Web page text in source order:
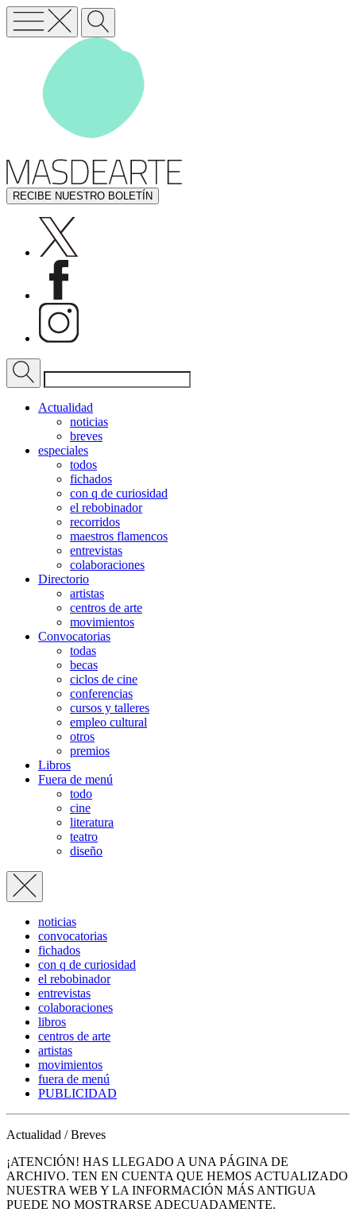
RECIBE NUESTRO BOLETÍN
Actualidad
noticias
breves
especiales
todos
fichados
con q de curiosidad
el rebobinador
recorridos
maestros flamencos
entrevistas
colaboraciones
Directorio
artistas
centros de arte
movimientos
Convocatorias
todas
becas
ciclos de cine
conferencias
cursos y talleres
empleo cultural
otros
premios
Libros
Fuera de menú
todo
cine
literatura
teatro
diseño
noticias
convocatorias
fichados
con q de curiosidad
el rebobinador
entrevistas
colaboraciones
libros
centros de arte
artistas
movimientos
fuera de menú
PUBLICIDAD
Actualidad / Breves
¡ATENCIÓN! HAS LLEGADO A UNA PÁGINA DE
ARCHIVO. TEN EN CUENTA QUE HEMOS ACTUALIZADO
NUESTRA WEB Y LA INFORMACIÓN MÁS ANTIGUA
PUEDE NO MOSTRARSE ADECUADAMENTE.